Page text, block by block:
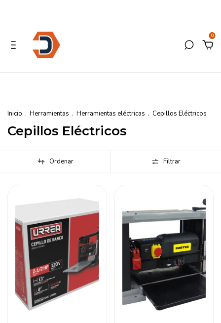
0
Inicio . Herramientas . Herramientas eléctricas . Cepillos Eléctricos
Cepillos Eléctricos
Ordenar Filtrar